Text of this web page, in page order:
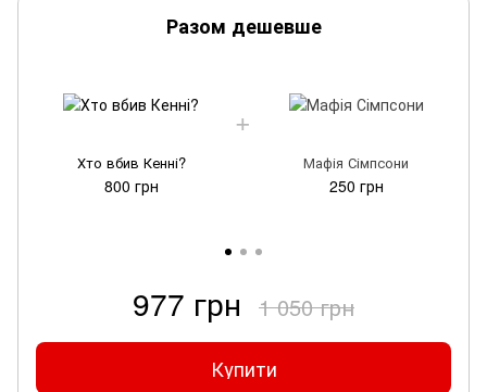
Разом дешевше
Хто вбив Кенні?
800 грн
Мафія Сімпсони
250 грн
977 грн 1 050 грн
Купити